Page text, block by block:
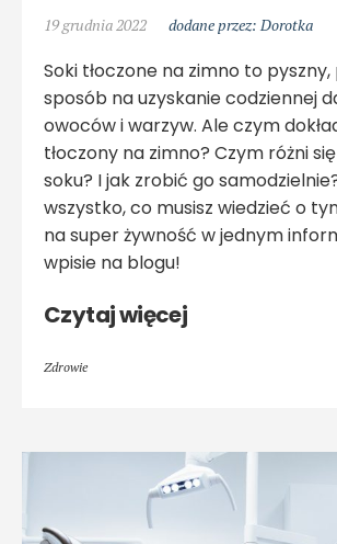
19 grudnia 2022 dodane przez: Dorotka
Soki tłoczone na zimno to
sposób na uzyskanie codziennej
owoców i warzyw. Ale czym
tłoczony na zimno? Czym różni
soku? I jak zrobić go
wszystko, co musisz wiedzieć o
na super żywność w jednym
wpisie na blogu!
Czytaj więcej
Zdrowie